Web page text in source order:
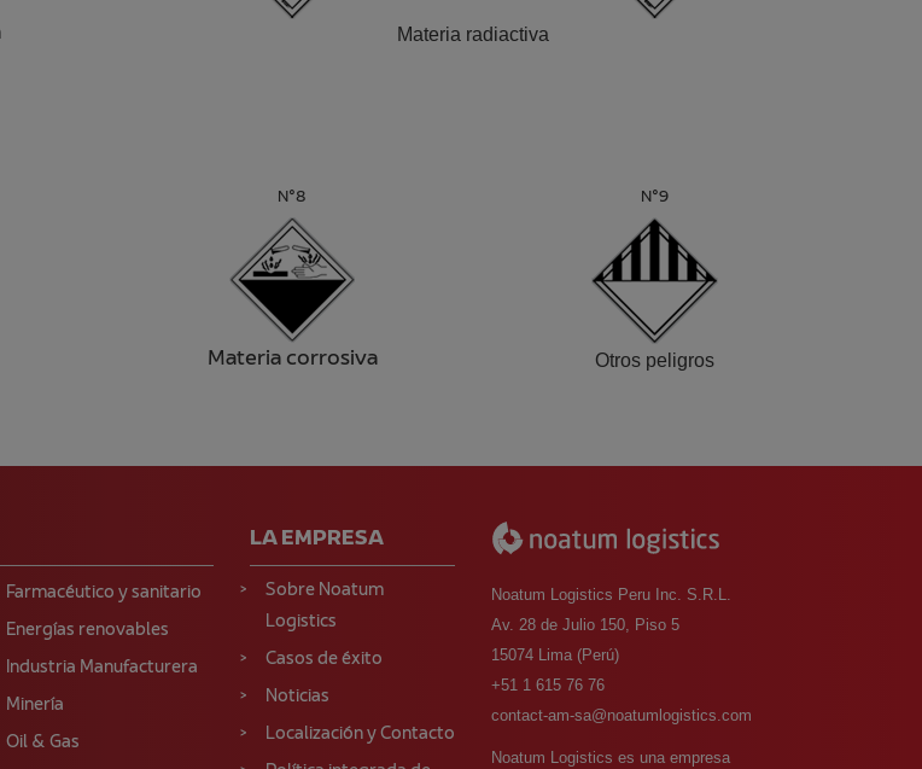
Materia radiactiva
N°8 N°9
Materia corrosiva Otros peligros
Farmacéutico y sanitario
Energías renovables
Industria Manufacturera
Minería
Oil & Gas
LA EMPRESA
Sobre Noatum
Logistics
Casos de éxito
Noticias
Localización y Contacto
Noatum Logistics Peru Inc. S.R.L.
Av. 28 de Julio 150, Piso 5
15074 Lima (Perú)
+51 1 615 76 76
contact-am-sa@noatumlogistics.com
Noatum Logistics es una empresa